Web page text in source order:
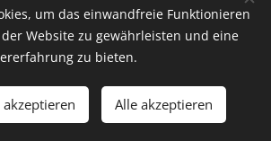
Im Wisli 6, 8180 Bülach, Tel. 044 545 11 33
Impressum
.
Cookies
um das einwandfreie Funktionieren
Website zu gewährleisten und eine
zu bieten.
Alle akzeptieren